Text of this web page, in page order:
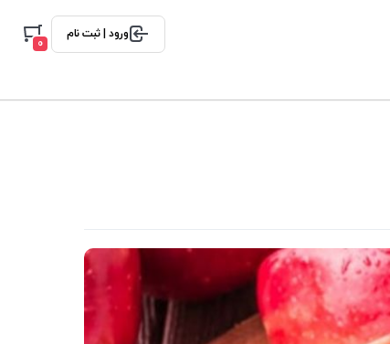
ورود | ثبت نام
0